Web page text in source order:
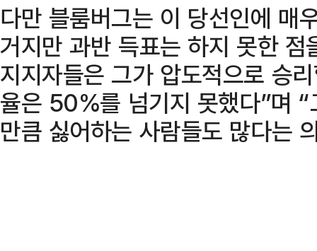
다만 블룸버그는 이 당선인에 매
거지만 과반 득표는 하지 못한
지지자들은 그가 압도적으로 승
율은 50%를 넘기지 못했다”며
만큼 싫어하는 사람들도 많다는